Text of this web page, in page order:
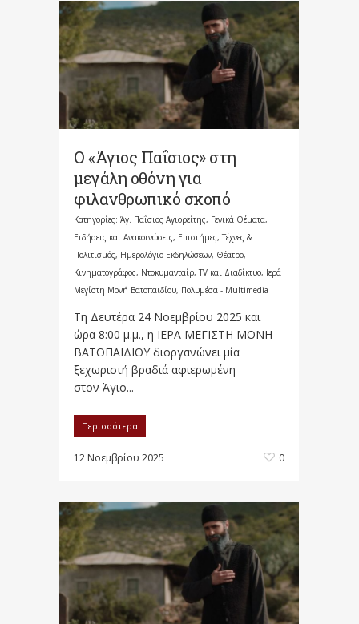
Ο «Άγιος Παΐσιος» στη
μεγάλη οθόνη για
φιλανθρωπικό σκοπό
Κατηγορίες: Άγ. Παΐσιος Αγιορείτης, Γενικά Θέματα,
Ειδήσεις και Ανακοινώσεις, Επιστήμες, Τέχνες &
Πολιτισμός, Ημερολόγιο Εκδηλώσεων, Θέατρο,
Κινηματογράφος, Ντοκυμανταίρ, TV και Διαδίκτυο, Ιερά
Μεγίστη Μονή Βατοπαιδίου, Πολυμέσα - Multimedia
Τη Δευτέρα 24 Νοεμβρίου 2025 και
ώρα 8:00 μ.μ., η ΙΕΡΑ ΜΕΓΙΣΤΗ ΜΟΝΗ
ΒΑΤΟΠΑΙΔΙΟΥ διοργανώνει μία
ξεχωριστή βραδιά αφιερωμένη
στον Άγιο...
Περισσότερα
12 Νοεμβρίου 2025 0